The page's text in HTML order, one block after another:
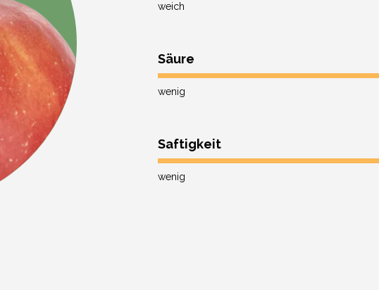
weich
Säure
wenig
Saftigkeit
wenig